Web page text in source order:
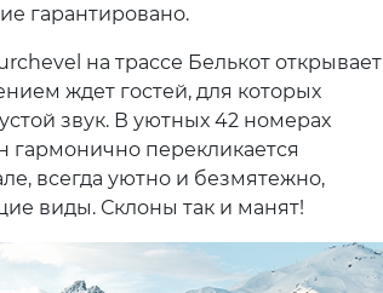
гарантировано.
на трассе Белькот открывает
ждет гостей, для которых
звук. В уютных 42 номерах
гармонично перекликается
всегда уютно и безмятежно,
виды. Склоны так и манят!